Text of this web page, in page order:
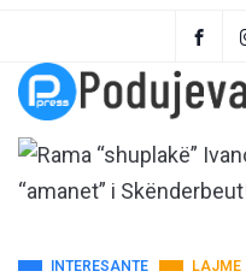
INTERESANTE LAJME